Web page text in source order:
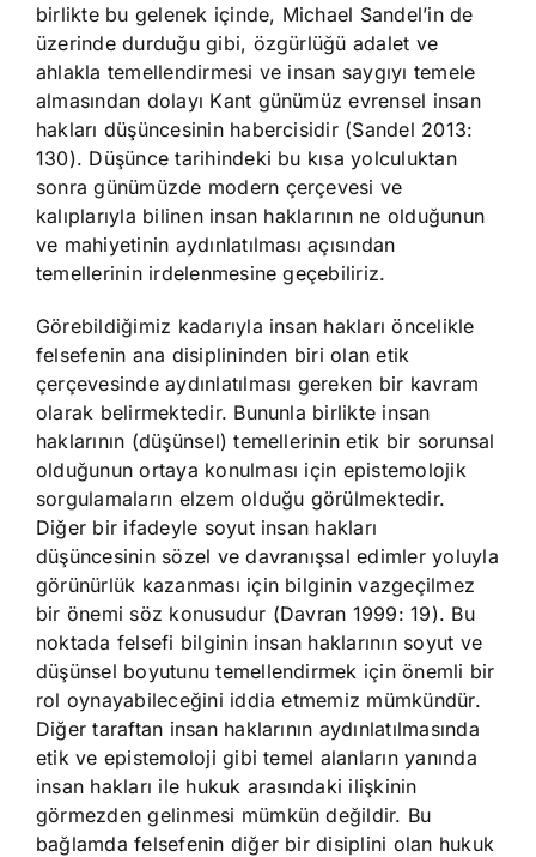
birlikte bu gelenek içinde, Michael Sandel’in de
üzerinde durduğu gibi, özgürlüğü adalet ve
ahlakla temellendirmesi ve insan saygıyı temele
almasından dolayı Kant günümüz evrensel insan
hakları düşüncesinin habercisidir (Sandel 2013:
130). Düşünce tarihindeki bu kısa yolculuktan
sonra günümüzde modern çerçevesi ve
kalıplarıyla bilinen insan haklarının ne olduğunun
ve mahiyetinin aydınlatılması açısından
temellerinin irdelenmesine geçebiliriz.
Görebildiğimiz kadarıyla insan hakları öncelikle
felsefenin ana disiplininden biri olan etik
çerçevesinde aydınlatılması gereken bir kavram
olarak belirmektedir. Bununla birlikte insan
haklarının (düşünsel) temellerinin etik bir sorunsal
olduğunun ortaya konulması için epistemolojik
sorgulamaların elzem olduğu görülmektedir.
Diğer bir ifadeyle soyut insan hakları
düşüncesinin sözel ve davranışsal edimler yoluyla
görünürlük kazanması için bilginin vazgeçilmez
bir önemi söz konusudur (Davran 1999: 19). Bu
noktada felsefi bilginin insan haklarının soyut ve
düşünsel boyutunu temellendirmek için önemli bir
rol oynayabileceğini iddia etmemiz mümkündür.
Diğer taraftan insan haklarının aydınlatılmasında
etik ve epistemoloji gibi temel alanların yanında
insan hakları ile hukuk arasındaki ilişkinin
görmezden gelinmesi mümkün değildir. Bu
bağlamda felsefenin diğer bir disiplini olan hukuk